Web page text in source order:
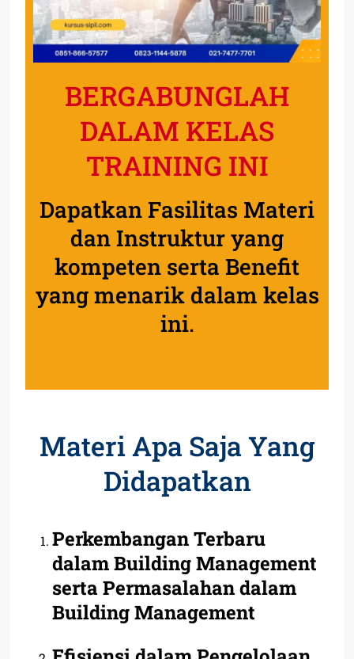
BERGABUNGLAH
DALAM KELAS
TRAINING INI
Dapatkan Fasilitas Materi
dan Instruktur yang
kompeten serta Benefit
yang menarik dalam kelas
ini.
Materi Apa Saja Yang
Didapatkan
Perkembangan Terbaru
dalam Building Management
serta Permasalahandalam
Building Management